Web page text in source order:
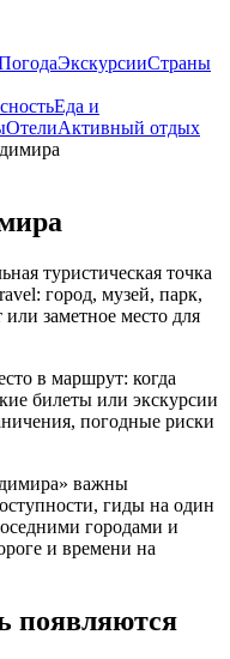
ЭкскурсииСтраны
Еда и
ОтелиАктивный отдых
туристическая точка
город, музей, парк,
заметное место для
в маршрут: когда
билеты или экскурсии
погодные риски
важны
гиды на один
городами и
и времени на
появляются